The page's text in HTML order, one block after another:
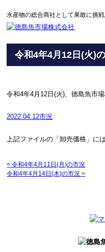
水産物の総合商社として果敢に挑
令和4年4月12日(火)
令和4年4月12日(火)、徳島魚市
2022.04.12市況
上記ファイルの「卸売価格」に
< 令和4年4月11日(月)の市況
令和4年4月14日(木)の市況>